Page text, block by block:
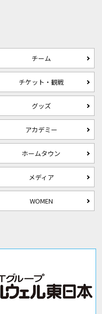
チーム
チケット・観戦
グッズ
アカデミー
ホームタウン
メディア
WOMEN